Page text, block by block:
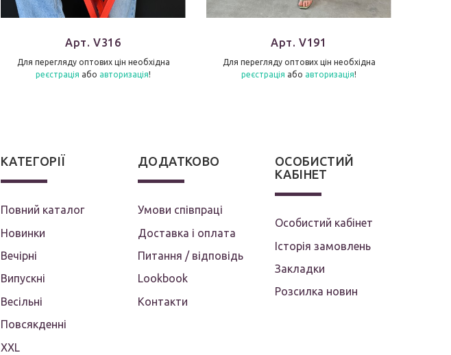
Арт. V316
Для перегляду оптових цін необхідна
реєстрація або авторизація!
Арт. V191
Для перегляду оптових цін необхідна
реєстрація або авторизація!
КАТЕГОРІЇ
Повний каталог
Новинки
Вечірні
Випускні
Весільні
Повсякденні
XXL
ДОДАТКОВО
Умови співпраці
Доставка і оплата
Питання / відповідь
Lookbook
Контакти
ОСОБИСТИЙ
КАБІНЕТ
Особистий кабінет
Історія замовлень
Закладки
Розсилка новин